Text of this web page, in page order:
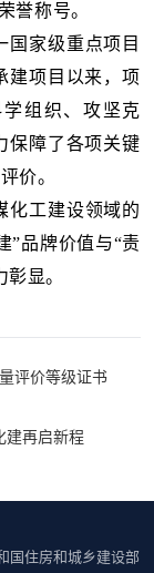
誉称号。
国家级重点项目
建项目以来，项
组织、攻坚克
保障了各项关键
价。
化工建设领域的
”品牌价值与“责
显。
评价等级证书
建再启新程
国住房和城乡建设部